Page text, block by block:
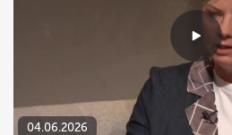
04.06.2026